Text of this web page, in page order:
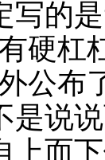
写的
硬杠
公布
是说
上而